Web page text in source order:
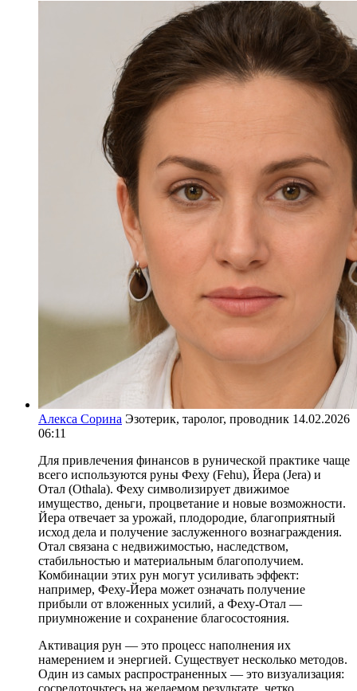
Алекса Сорина Эзотерик, таролог, проводник 14.02.2026
06:11
Для привлечения финансов в рунической практике чаще
всего используются руны Феху (Fehu), Йера (Jera) и
Отал (Othala). Феху символизирует движимое
имущество, деньги, процветание и новые возможности.
Йера отвечает за урожай, плодородие, благоприятный
исход дела и получение заслуженного вознаграждения.
Отал связана с недвижимостью, наследством,
стабильностью и материальным благополучием.
Комбинации этих рун могут усиливать эффект:
например, Феху-Йера может означать получение
прибыли от вложенных усилий, а Феху-Отал —
приумножение и сохранение благосостояния.
Активация рун — это процесс наполнения их
намерением и энергией. Существует несколько методов.
Один из самых распространенных — это визуализация:
сосредоточьтесь на желаемом результате, четко